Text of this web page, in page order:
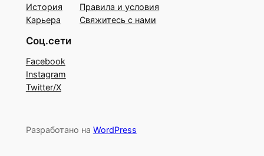
История
Карьера
Правила и условия
Свяжитесь с нами
Соц.сети
Facebook
Instagram
Twitter/X
Разработано на WordPress